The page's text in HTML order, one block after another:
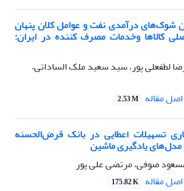
شوک‌های درآمدی نفت و عوامل کلان پنهان
کالاها وخدمات مصرف کننده در ایران:
لطفعلی پور، سید سعید ملک الساداتی،
اصل مقاله 2.53 M
تسهیلات اعطایی در بانک قرض‌الحسنه
مدل‌های یادگیری ماشین
صوفی، مرتضی علی پور
اصل مقاله 175.82 K